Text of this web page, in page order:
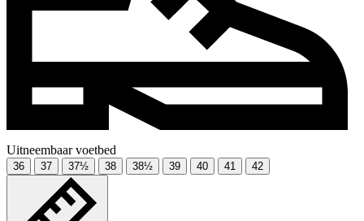
Uitneembaar voetbed
36 37 37½ 38 38½ 39 40 41 42